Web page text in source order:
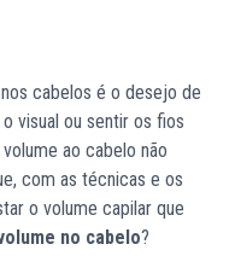
cabelos é o desejo de
visual ou sentir os fios
ao cabelo não
com as técnicas e os
o volume capilar que
no cabelo?